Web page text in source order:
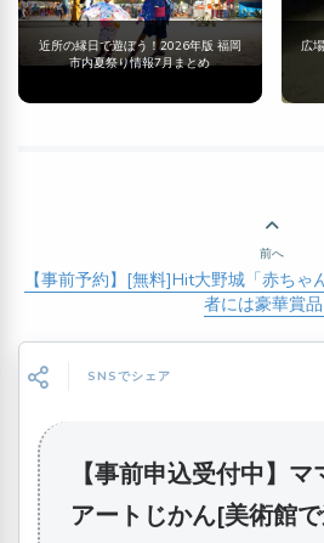
近所の縁日で遊ぼう！2026年版 福岡
市内夏祭り情報7月まとめ
広
前へ
【事前予約】[無料]Hit大野城「赤ちゃ
者には豪華賞品
SNSでシェア
【事前申込受付中】
アートじかん[美術館